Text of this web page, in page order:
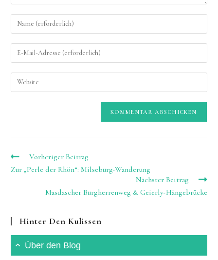
oder
Benutzernamen
zum
Kommentieren
ein
Mail-
Adresse
Weitere
ansehen
Vorheriger Beitrag
Zur „Perle der Rhön“: Milseburg-Wanderung
Nächster Beitrag
Masdascher Burgherrenweg & Geierly-Hängebrücke
Hinter Den Kulissen
Über den Blog